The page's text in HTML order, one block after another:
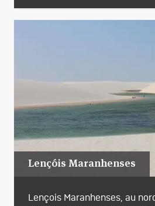
Lençóis Maranhenses
Lençois Maranhenses, au